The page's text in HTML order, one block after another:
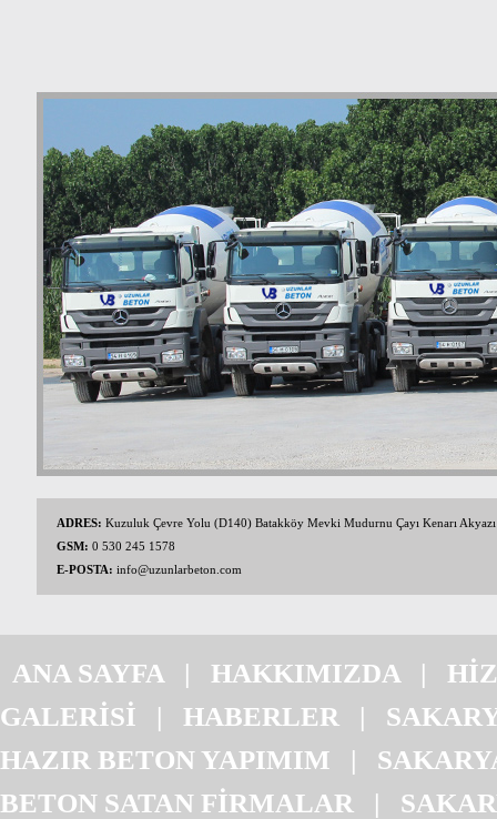
ADRES: Kuzuluk Çevre Yolu (D140) Batakköy Mevki Mudurnu Çayı Kenarı
GSM: 0 530 245 1578
E-POSTA: info@uzunlarbeton.com
ANA SAYFA | HAKKIMIZDA |
GALERİSİ | HABERLER |
HAZIR BETON YAPIMIM |
BETON SATAN FİRMALAR |